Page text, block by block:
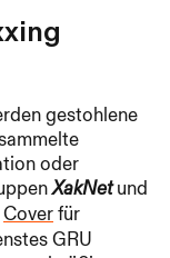
gestohlene
oder
XakNetund
Coverfür
GRU